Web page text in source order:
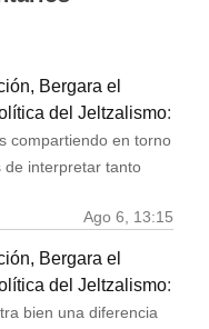
Bergara el
del Jeltzalismo:
compartiendo en torno
de interpretar tanto
Ago 6, 13:15
Bergara el
del Jeltzalismo:
bien una diferencia